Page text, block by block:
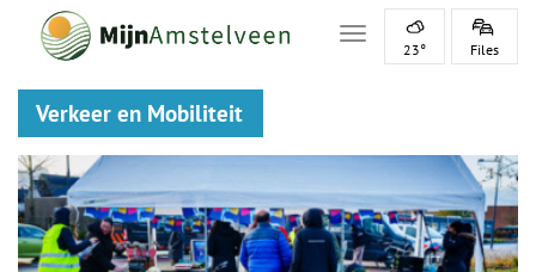
Toggle navigation
23° Files
Verkeer en Mobiliteit